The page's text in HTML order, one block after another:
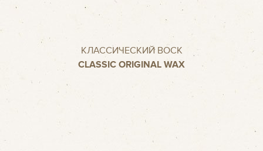
КЛАССИЧЕСКИЙ ВОСК
CLASSIC ORIGINAL WAX